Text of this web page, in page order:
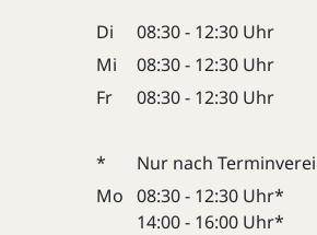
Di
08:30 - 12:30 Uhr
Mi
08:30 - 12:30 Uhr
Fr
08:30 - 12:30 Uhr
*
Nur nach
Mo 08:30 - 12:30 Uhr*
14:00 - 16:00 Uhr*